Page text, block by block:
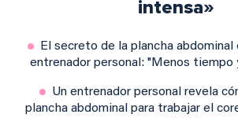
intensa»
El secreto de la plancha
entrenador personal: "Menos tiempo
Un entrenador personal revela
plancha abdominal para trabajar el